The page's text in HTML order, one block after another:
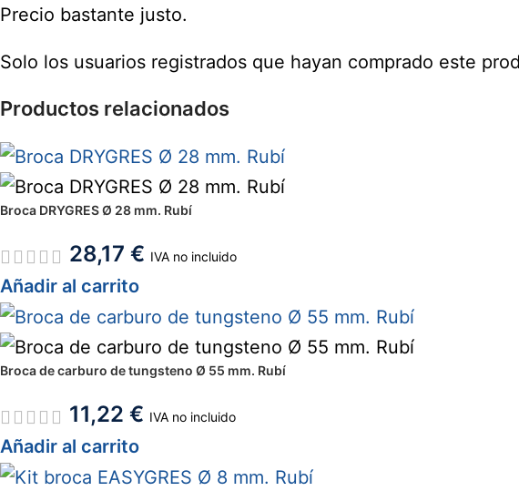
Precio bastante justo.
Solo los usuarios registrados que hayan comprado este
Productos relacionados
Broca DRYGRES Ø 28 mm. Rubí
28,17 € IVA no incluido
Añadir al carrito
Broca de carburo de tungsteno Ø 55 mm. Rubí
11,22 € IVA no incluido
Añadir al carrito